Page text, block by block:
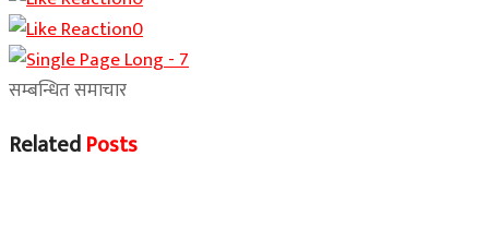
0
सम्बन्धित समाचार
RelatedPosts